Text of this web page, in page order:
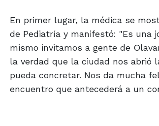
En primer lugar, la médica se
de Pediatría y manifestó: "Es una
mismo invitamos a gente de
la verdad que la ciudad nos abrió
pueda concretar. Nos da mucha
encuentro que antecederá a un